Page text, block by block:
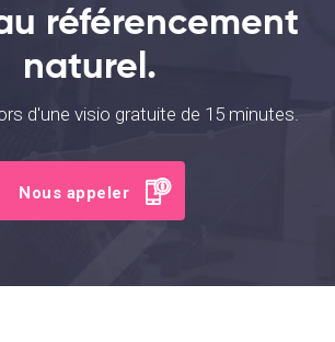
référencement
naturel.
d'une visio gratuite de 15 minutes.
Nous appeler